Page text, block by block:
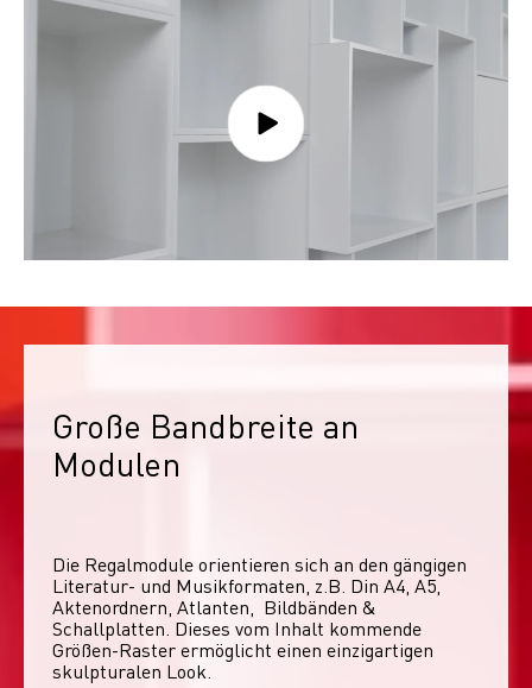
Große Bandbreite an
Modulen
Die Regalmodule orientieren sich an den gängigen
Literatur- und Musikformaten, z.B. Din A4, A5,
Aktenordnern, Atlanten,  Bildbänden &
Schallplatten. Dieses vom Inhalt kommende
Größen-Raster ermöglicht einen einzigartigen
skulpturalen Look.